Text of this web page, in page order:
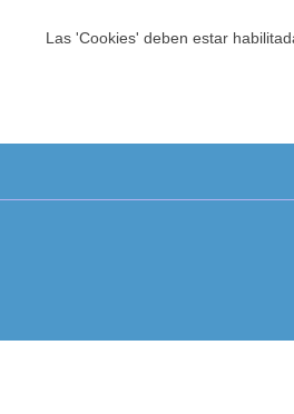
Las 'Cookies' deben estar